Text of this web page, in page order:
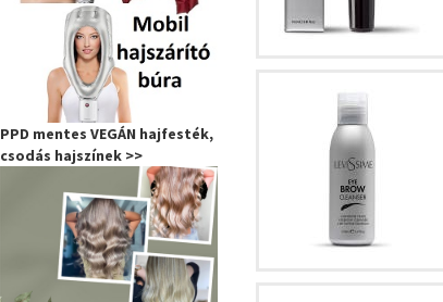
PPD mentes VEGÁN hajfesték,
csodás hajszínek >>